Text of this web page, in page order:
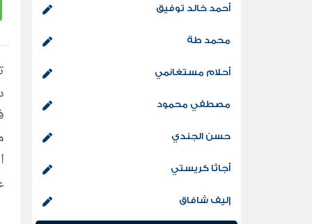
أحمد خالد توفيق
محمد طة
أحلام مستغانمي
مصطفي محمود
حسن الجندي
أجاثا كريستي
إليف شافاق